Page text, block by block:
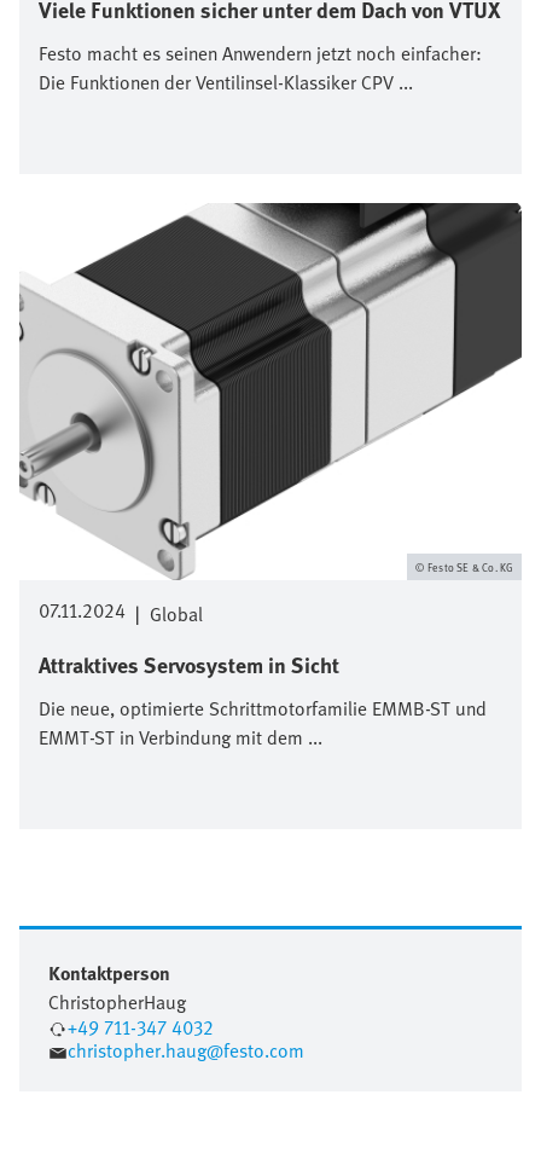
Viele Funktionen sicher unter dem Dach von VTUX
Festo macht es seinen Anwendern jetzt noch einfacher:
Die Funktionen der Ventilinsel-Klassiker CPV ...
07.11.2024 | Global
Attraktives Servosystem in Sicht
Die neue, optimierte Schrittmotorfamilie EMMB-ST und
EMMT-ST in Verbindung mit dem ...
Festo SE & Co. KG
Kontaktperson
ChristopherHaug
+49 711-347 4032
christopher.haug@festo.com